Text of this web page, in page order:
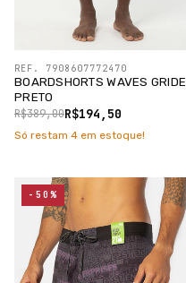
BOARDSHORTS WAVES GRIDE
PRETO
R$194,50
R$389,00
REF. 7908607772470
Só restam 4 em estoque!
-50%